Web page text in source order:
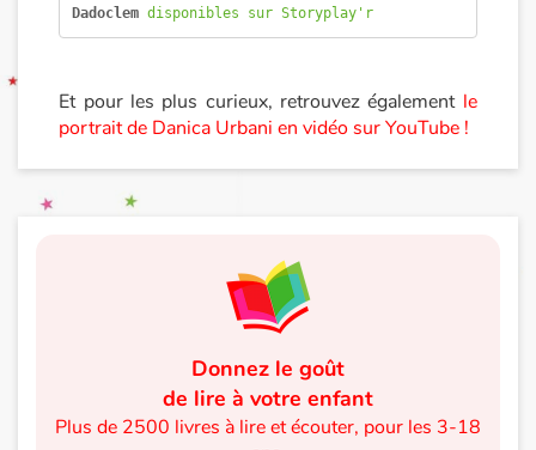
Dadoclem disponibles sur Storyplay'r
Et pour les plus curieux, retrouvez également le
portrait de Danica Urbani en vidéo sur YouTube !
Donnez le goût
de lire à votre enfant
Plus de 2500 livres à lire et écouter, pour les 3-18